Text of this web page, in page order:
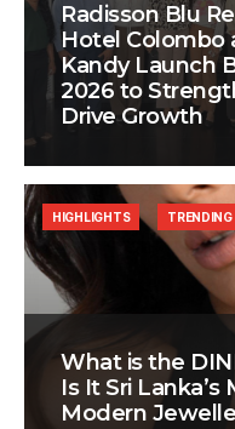
Radisson Blu
Hotel Colombo
Kandy Launch
2026 to
Drive Growth
What is the
Is It Sri
Modern
HIGHLIGHTS TRENDING